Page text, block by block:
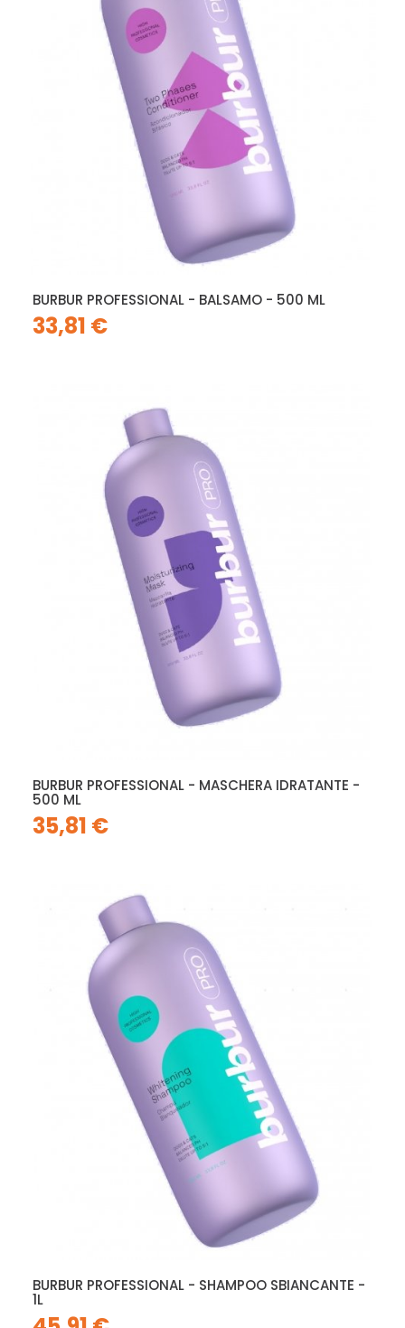
BURBUR PROFESSIONAL - BALSAMO - 500 ML
33,81 €
BURBUR PROFESSIONAL - MASCHERA IDRATANTE -
500 ML
35,81 €
BURBUR PROFESSIONAL - SHAMPOO SBIANCANTE -
1L